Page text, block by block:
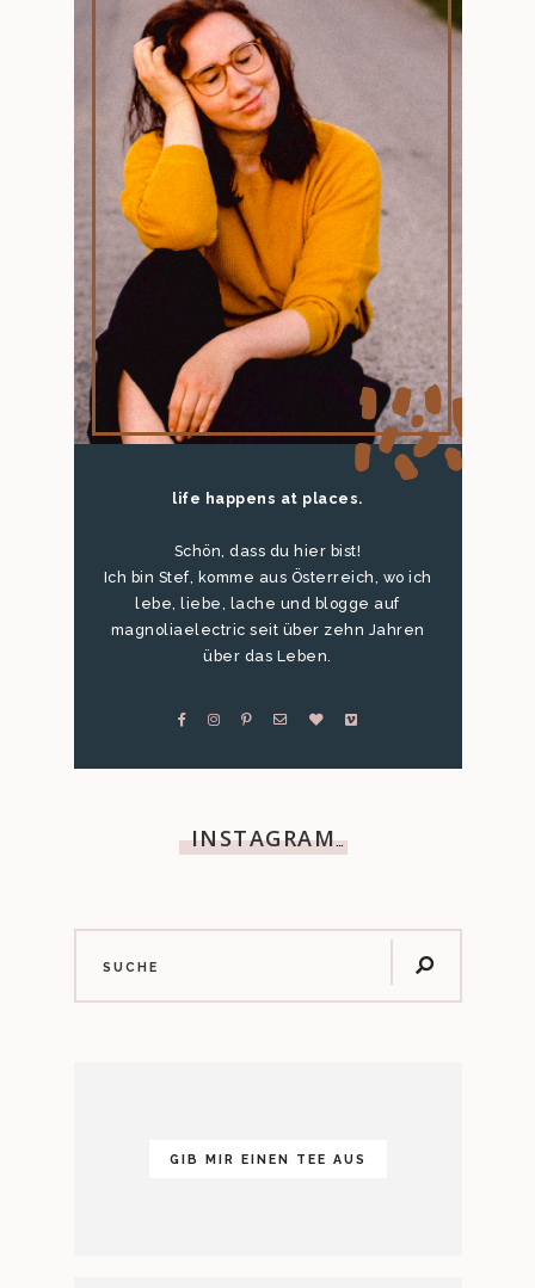
life happens at places.
Schön, dass du hier bist!
Ich bin Stef, komme aus Österreich, wo ich
lebe, liebe, lache und blogge auf
magnoliaelectric seit über zehn Jahren
über das Leben.
INSTAGRAM…
GIB MIR EINEN TEE AUS